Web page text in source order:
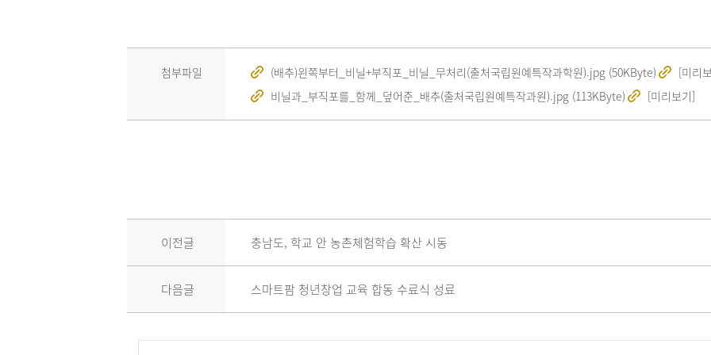
첨부파일 (배추)왼쪽부터_비닐+부직포_비닐_무처리(출처국립원예특작과학원).jpg (50KByte)
[미리
비닐과_부직포를_함께_덮어준_배추(출처국립원예특작과원).jpg (113KByte)
[미리보기]
이전글 충남도, 학교 안 농촌체험학습 확산 시동
다음글 스마트팜 청년창업 교육 합동 수료식 성료